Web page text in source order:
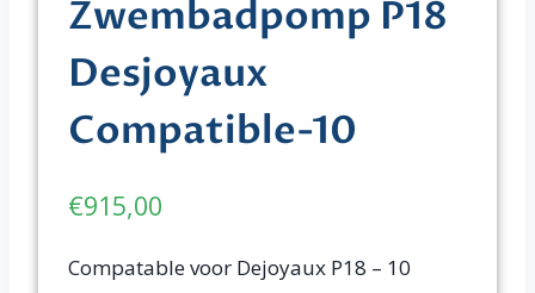
Zwembadpomp P18
Desjoyaux
Compatible-10
€915,00
Compatable voor Dejoyaux P18 – 10